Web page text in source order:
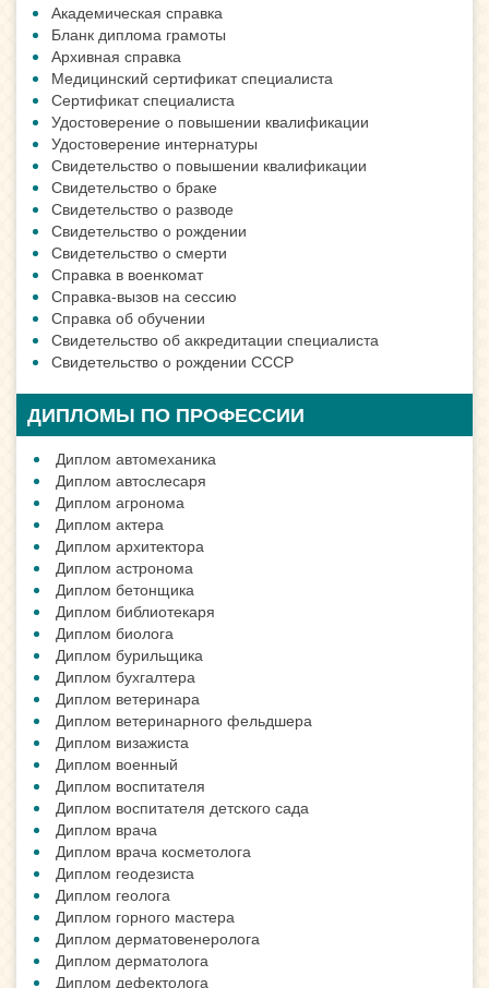
Академическая справка
Бланк диплома грамоты
Архивная справка
Медицинский сертификат специалиста
Сертификат специалиста
Удостоверение о повышении квалификации
Удостоверение интернатуры
Свидетельство о повышении квалификации
Свидетельство о браке
Свидетельство о разводе
Свидетельство о рождении
Свидетельство о смерти
Справка в военкомат
Справка-вызов на сессию
Справка об обучении
Свидетельство об аккредитации специалиста
Свидетельство о рождении СССР
ДИПЛОМЫ ПО ПРОФЕССИИ
Диплом автомеханика
Диплом автослесаря
Диплом агронома
Диплом актера
Диплом архитектора
Диплом астронома
Диплом бетонщика
Диплом библиотекаря
Диплом биолога
Диплом бурильщика
Диплом бухгалтера
Диплом ветеринара
Диплом ветеринарного фельдшера
Диплом визажиста
Диплом военный
Диплом воспитателя
Диплом воспитателя детского сада
Диплом врача
Диплом врача косметолога
Диплом геодезиста
Диплом геолога
Диплом горного мастера
Диплом дерматовенеролога
Диплом дерматолога
Диплом дефектолога